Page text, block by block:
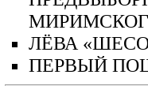
ЛЁВА
ПЕРВЫЙ